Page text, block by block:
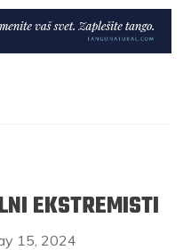
EKSTREMISTI
15, 2024